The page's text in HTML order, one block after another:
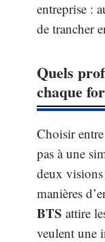
entreprise :
de trancher
Quels
chaque
Choisir entre
pas à une
deux visions
manières
BTS attire
veulent une